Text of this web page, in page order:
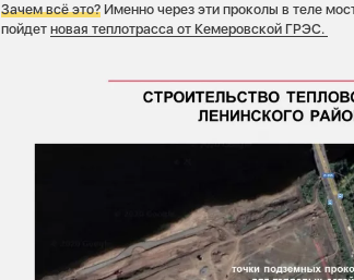
Зачем всё это? Именно через эти проколы в теле
пойдетновая теплотрасса от Кемеровской ГРЭС.